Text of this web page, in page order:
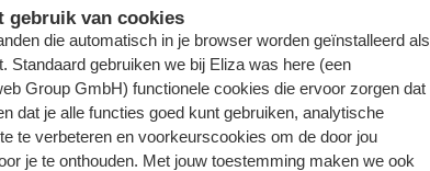
gebruik van cookies
die automatisch in je browser worden geïnstalleerd als
Standaard gebruiken we bij Eliza was here (een
Group GmbH) functionele cookies die ervoor zorgen dat
dat je alle functies goed kunt gebruiken, analytische
te verbeteren en voorkeurscookies om de door jou
je te onthouden. Met jouw toestemming maken we ook